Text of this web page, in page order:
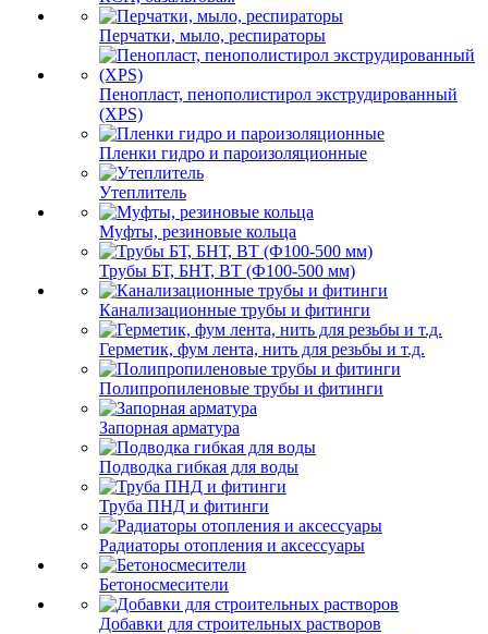
Перчатки, мыло, респираторы
Пенопласт, пенополистирол экструдированный
(XPS)
Пленки гидро и пароизоляционные
Утеплитель
Муфты, резиновые кольца
Трубы БТ, БНТ, ВТ (Ф100-500 мм)
Канализационные трубы и фитинги
Герметик, фум лента, нить для резьбы и т.д.
Полипропиленовые трубы и фитинги
Запорная арматура
Подводка гибкая для воды
Труба ПНД и фитинги
Радиаторы отопления и аксессуары
Бетоносмесители
Добавки для строительных растворов